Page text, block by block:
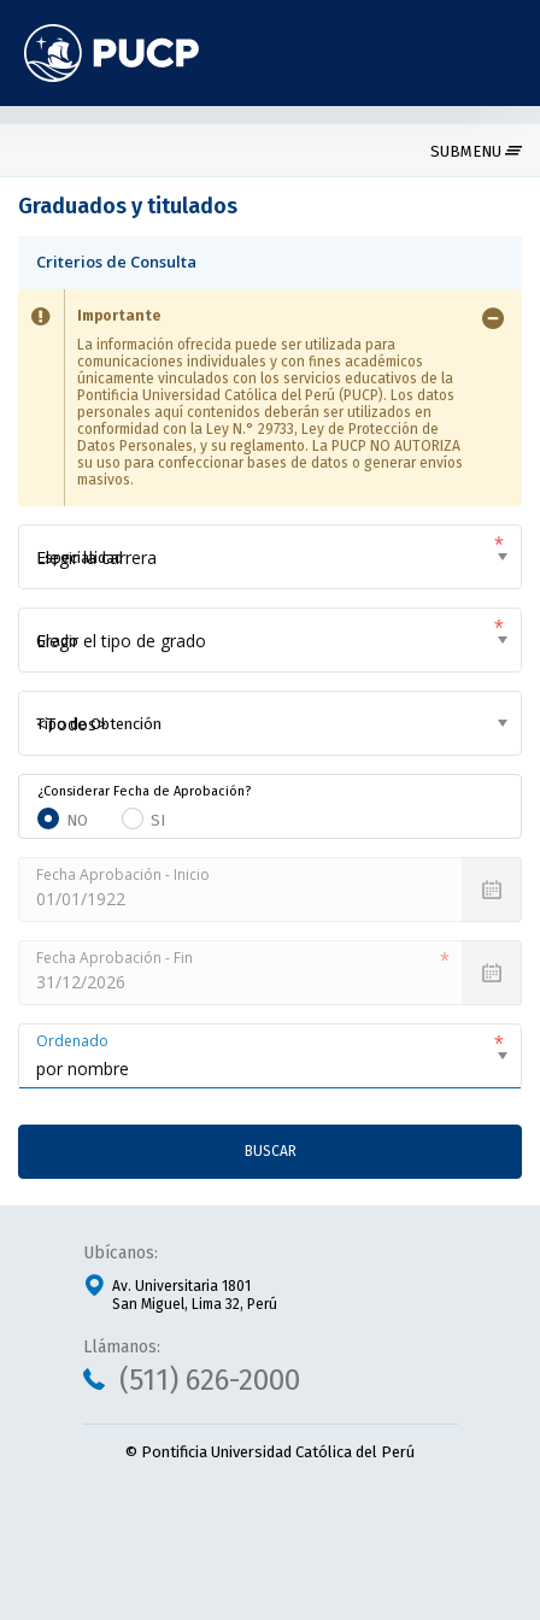
SUBMENU
Graduados y titulados
Criterios de Consulta
Importante
La información ofrecida puede ser utilizada para
comunicaciones individuales y con fines académicos
únicamente vinculados con los servicios educativos de la
Pontificia Universidad Católica del Perú (PUCP). Los datos
personales aquí contenidos deberán ser utilizados en
conformidad con la Ley N.° 29733, Ley de Protección de
Datos Personales, y su reglamento. La PUCP NO AUTORIZA
su uso para confeccionar bases de datos o generar envíos
masivos.
Especialidad
Grado
Tipo de Obtención
¿Considerar Fecha de Aprobación?
NO SI
Fecha Aprobación - Inicio
Fecha Aprobación - Fin
Ordenado
BUSCAR
Ubícanos:
Av. Universitaria 1801
San Miguel, Lima 32, Perú
Llámanos:
(511) 626-2000
© Pontificia Universidad Católica del Perú